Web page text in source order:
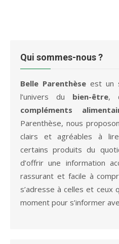
Qui sommes-nous ?
Belle Parenthèse est un
l’univers du bien-être,
compléments
Parenthèse, nous
clairs et agréables à
certains produits du
d’offrir une information
rassurant et facile à
s’adresse à celles et ceux
moment pour s’informer